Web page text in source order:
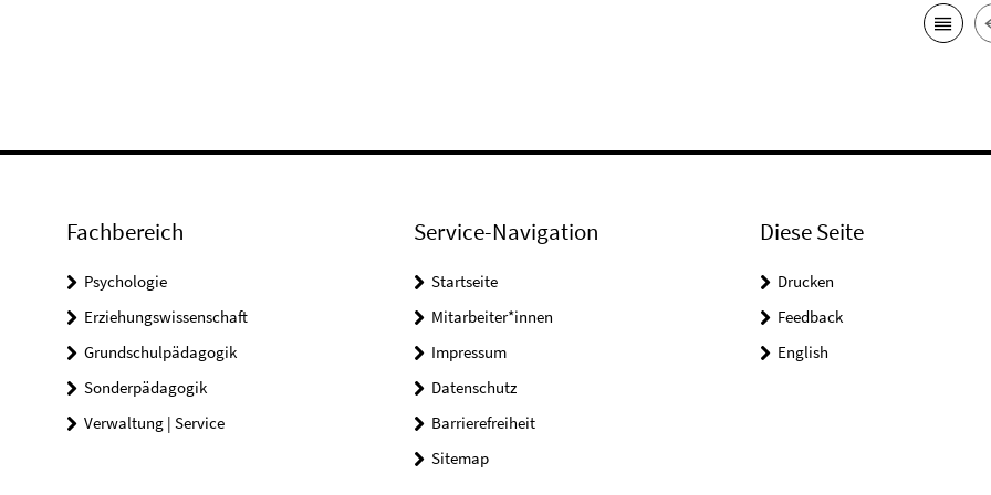
Fachbereich
Psychologie
Erziehungswissenschaft
Grundschulpädagogik
Sonderpädagogik
Verwaltung | Service
Service-Navigation
Startseite
Mitarbeiter*innen
Impressum
Datenschutz
Barrierefreiheit
Sitemap
Diese Seite
Drucken
Feedback
English